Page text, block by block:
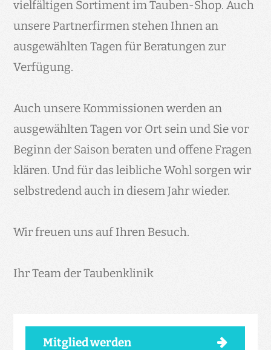
vielfältigen Sortiment im Tauben-Shop. Auch
unsere Partnerfirmen stehen Ihnen an
ausgewählten Tagen für Beratungen zur
Verfügung.
Auch unsere Kommissionen werden an
ausgewählten Tagen vor Ort sein und Sie vor
Beginn der Saison beraten und offene Fragen
klären. Und für das leibliche Wohl sorgen wir
selbstredend auch in diesem Jahr wieder.
Wir freuen uns auf Ihren Besuch.
Ihr Team der Taubenklinik
Mitglied werden